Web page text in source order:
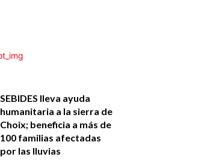
SEBIDES lleva ayuda
humanitaria a la sierra de
Choix; beneficia a más de
100 familias afectadas
por las lluvias